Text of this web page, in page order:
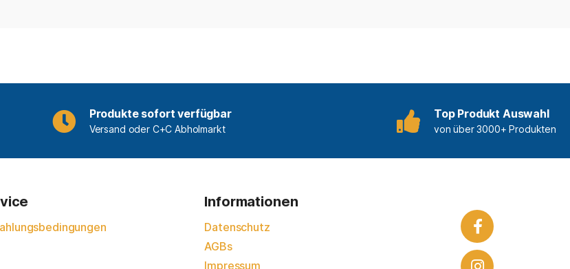
Produkte sofort verfügbar
Versand oder C+C Abholmarkt
Top Produkt Auswahl
von über 3000+ Produkten
Informationen
Datenschutz
AGBs
Impressum